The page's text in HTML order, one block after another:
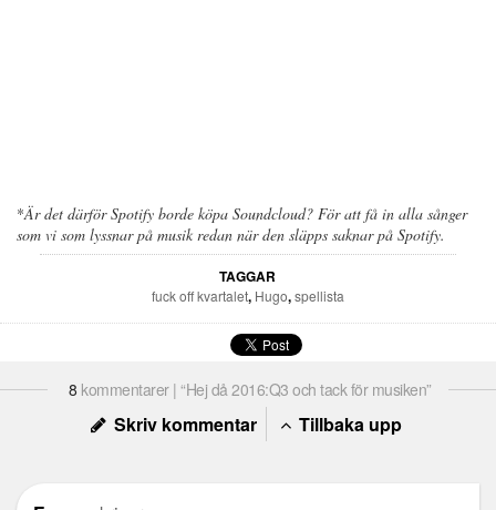
*Är det därför Spotify borde köpa Soundcloud? För att få in alla sånger
som vi som lyssnar på musik redan när den släpps saknar på Spotify.
TAGGAR
fuck off kvartalet, Hugo,spellista
8 kommentarer | “Hej då 2016:Q3 och tack för musiken”
Skriv kommentar Tillbaka upp